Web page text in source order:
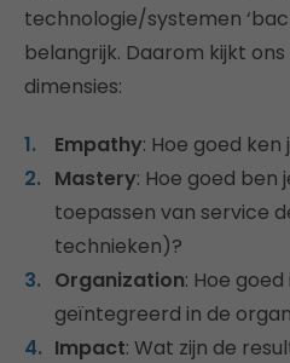
technologie/systemen
belangrijk. Daarom kijkt
dimensies:
Empathy: Hoe goed
Mastery: Hoe goed ben
toepassen van service
technieken)?
Organization: Hoe
geïntegreerd in de
Impact: Wat zijn de